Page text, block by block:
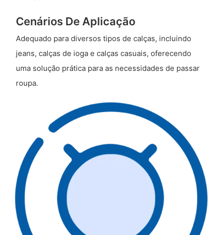
Cenários De Aplicação
Adequado para diversos tipos de calças, incluindo
jeans, calças de ioga e calças casuais, oferecendo
uma solução prática para as necessidades de passar
roupa.